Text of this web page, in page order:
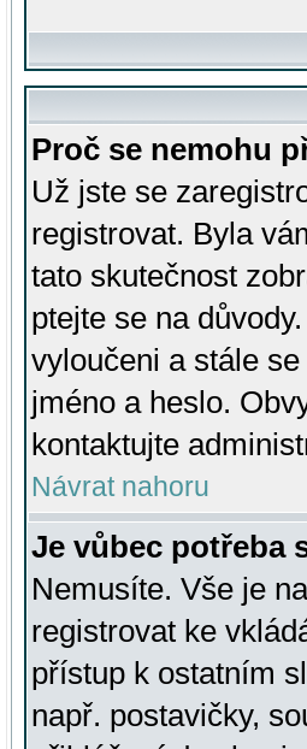
Proč se nemohu
Už jste se
registrovat. Byla
tato skutečnost
ptejte se na
vyloučeni a stále
jméno a heslo.
kontaktujte
Návrat nahoru
Je vůbec potřeba
Nemusíte. Vše je
registrovat ke
přístup k ostatním
např. postavičky,